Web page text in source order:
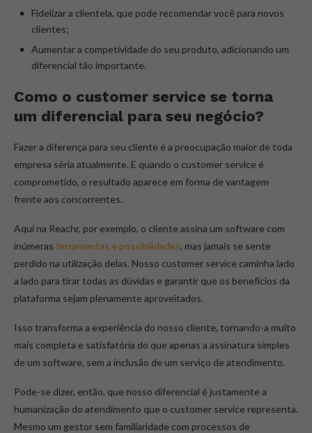
Fidelizar a clientela, que pode recomendar você para novos
clientes;
Aumentar a competividade do seu produto, adicionando um
diferencial tão importante.
Como o customer service se torna
um diferencial para seu negócio?
Fazer a diferença para seu cliente é a preocupação maior de toda
empresa séria atualmente. E quando o customer service é
comprometido, o resultado aparece em forma de vantagem
frente aos concorrentes.
Aqui na Reachr, por exemplo, o cliente assina um software com
inúmeras ferramentas e possibilidades, mas jamais se sente
perdido na utilização delas. Nosso customer service caminha lado
a lado para tirar todas as dúvidas e garantir que os benefícios da
plataforma sejam plenamente aproveitados.
Isso transforma a experiência do nosso cliente, tornando-a muito
mais completa e satisfatória do que apenas a assinatura simples
de um software, sem a inclusão de um serviço de atendimento.
Pode-se dizer, então, que nosso diferencial é justamente a
humanização do atendimento que o customer service representa.
Mesmo um gestor sem familiaridade com processos de